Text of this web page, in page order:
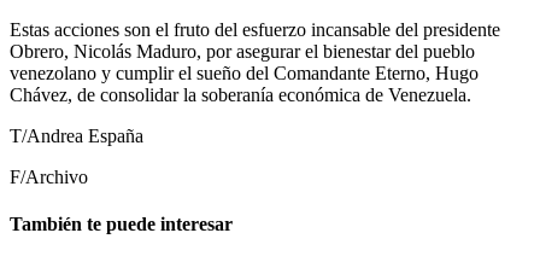
Estas acciones son el fruto del esfuerzo incansable del presidente
Obrero, Nicolás Maduro, por asegurar el bienestar del pueblo
venezolano y cumplir el sueño del Comandante Eterno, Hugo
Chávez, de consolidar la soberanía económica de Venezuela.
T/Andrea España
F/Archivo
También te puede interesar